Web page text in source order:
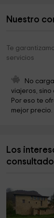
Casa Museo
Ermita de
Iglesia de
Gardeko
Ermita de San
Ermita de San
Nuestro
Te
servicios
No
viajeros, sino
Por eso te
mejor precio.
Los
consultado